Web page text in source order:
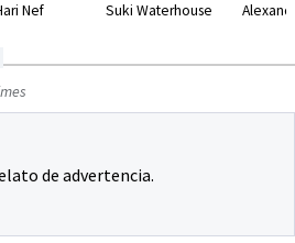
Nef Suki Waterhouse
de advertencia.